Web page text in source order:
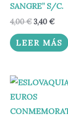
SANGRE” S/C.
4,00€ 3,40 €
LEER MÁS
El
precio
original
era:
4,50 €.
El
es: